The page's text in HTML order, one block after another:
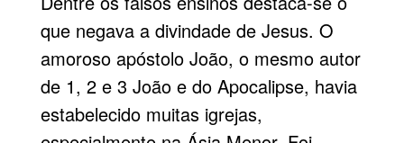
que negava a divindade de Jesus. O
amoroso apóstolo João, o mesmo autor
de 1, 2 e 3 João e do Apocalipse, havia
estabelecido muitas igrejas,